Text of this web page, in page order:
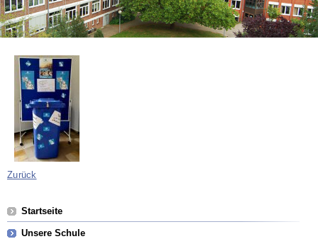
Zurück
Navigation
Startseite
Unsere Schule